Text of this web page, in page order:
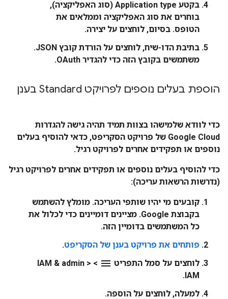
בקטע Application type (סוג האפליקציה),
בוחרים את סוג האפליקציה וממלאים את
הטופס. בסיום, לוחצים על יצירה.
בתיבת הדו-שיח, לוחצים על הורדת קובץ JSON
.
משתמשים בקובץ הזה כדי להגדיר OAuth.
הוספת בעלים נוספים לפרויקט Standard בענן
כדי לוודא שלמישהו בצוות תמיד תהיה גישה להגדרות
Google Cloud של פרויקט הסקריפט, כדאי להוסיף בעלים
נוספים או תפקידים אחרים לפרויקט רגיל.
כדי להוסיף בעלים נוספים או תפקידים אחרים לפרויקט רגיל
(נדרשות הרשאות עריכה):
קובעים מי יהיו שותפי העריכה. מומלץ להשתמש
בקבוצת Google. מציינים דומיינים כדי לכלול את
כל המשתמשים בדומיין הזה.
פותחים את פרויקט בענן של הסקריפט.
לוחצים על סמל התפריט menu
>
IAM & admin >
IAM
.
למעלה, לוחצים על הוספה.